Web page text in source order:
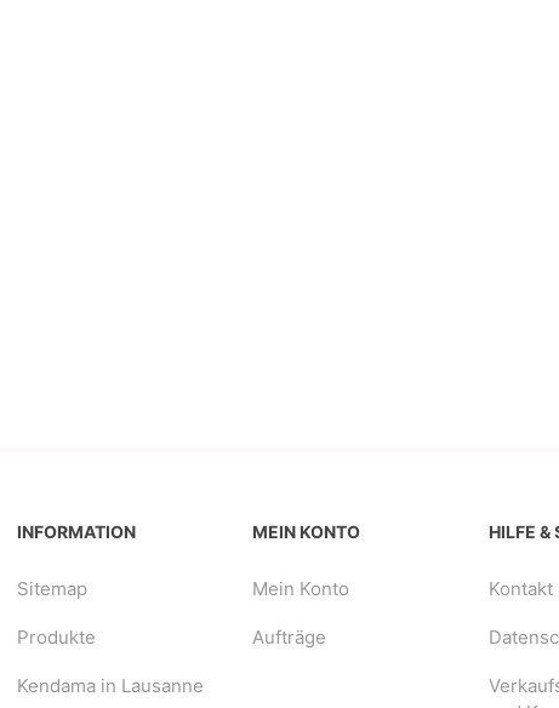
INFORMATION
Sitemap
Produkte
Kendama in Lausanne
MEIN KONTO
Mein Konto
Aufträge
HILFE &
Kontakt